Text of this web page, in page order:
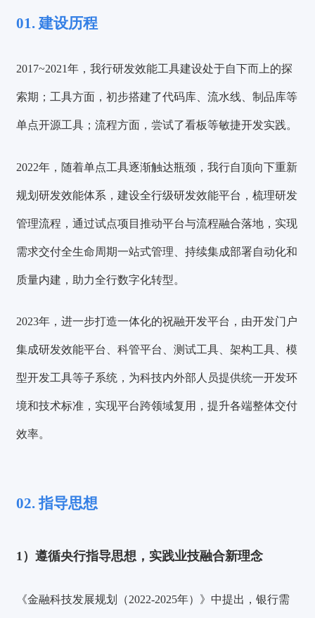
01. 建设历程
2017~2021年，我行研发效能工具建设处于自下而上的探
索期；工具方面，初步搭建了代码库、流水线、制品库等
单点开源工具；流程方面，尝试了看板等敏捷开发实践。
2022年，随着单点工具逐渐触达瓶颈，我行自顶向下重新
规划研发效能体系，建设全行级研发效能平台，梳理研发
管理流程，通过试点项目推动平台与流程融合落地，实现
需求交付全生命周期一站式管理、持续集成部署自动化和
质量内建，助力全行数字化转型。
2023年，进一步打造一体化的祝融开发平台，由开发门户
集成研发效能平台、科管平台、测试工具、架构工具、模
型开发工具等子系统，为科技内外部人员提供统一开发环
境和技术标准，实现平台跨领域复用，提升各端整体交付
效率。
02. 指导思想
1）遵循央行指导思想，实践业技融合新理念
《金融科技发展规划（2022-2025年）》中提出，银行需